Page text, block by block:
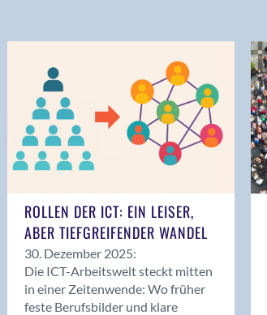
(SG)
ROLLEN DER ICT: EIN LEISER,
ABER TIEFGREIFENDER WANDEL
30. Dezember 2025:
Die ICT-Arbeitswelt steckt mitten
in einer Zeitenwende: Wo früher
feste Berufsbilder und klare